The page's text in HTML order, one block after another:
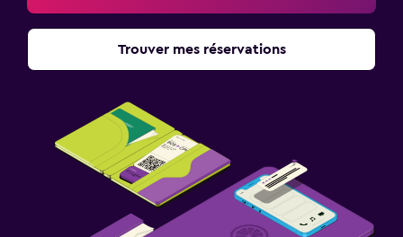
Trouver mes réservations